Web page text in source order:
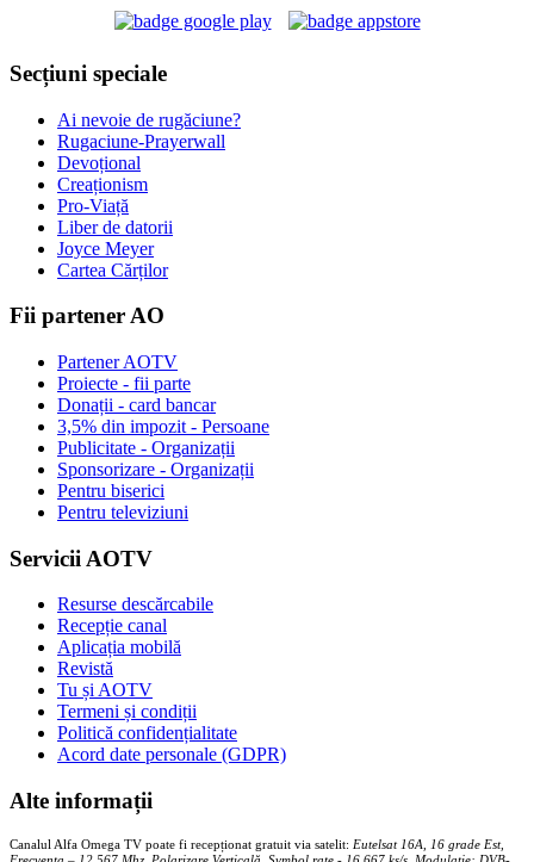
Secțiuni speciale
Ai nevoie de rugăciune?
Rugaciune-Prayerwall
Devoțional
Creaționism
Pro-Viață
Liber de datorii
Joyce Meyer
Cartea Cărților
Fii partener AO
Partener AOTV
Proiecte - fii parte
Donații - card bancar
3,5% din impozit - Persoane
Publicitate - Organizații
Sponsorizare - Organizații
Pentru biserici
Pentru televiziuni
Servicii AOTV
Resurse descărcabile
Recepție canal
Aplicația mobilă
Revistă
Tu și AOTV
Termeni și condiții
Politică confidențialitate
Acord date personale (GDPR)
Alte informații
Canalul Alfa Omega TV poate fi recepționat gratuit via satelit: Eutelsat 16A, 16 grade Est,